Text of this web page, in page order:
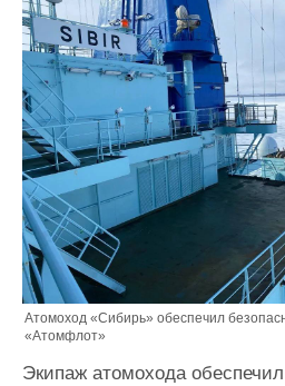
Конференции
Выставки и семинары
Личности
Словарь
Атомоход «Сибирь» обеспечил
«Атомфлот»
Экипаж атомохода